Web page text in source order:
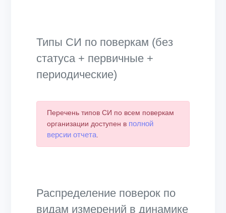
Типы СИ по поверкам (без
статуса + первичные +
периодические)
Перечень типов СИ по всем поверкам
организации доступен в полной
версии отчета.
Распределение поверок по
видам измерений в динамике